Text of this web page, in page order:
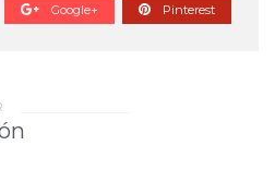
Google+ Pinterest